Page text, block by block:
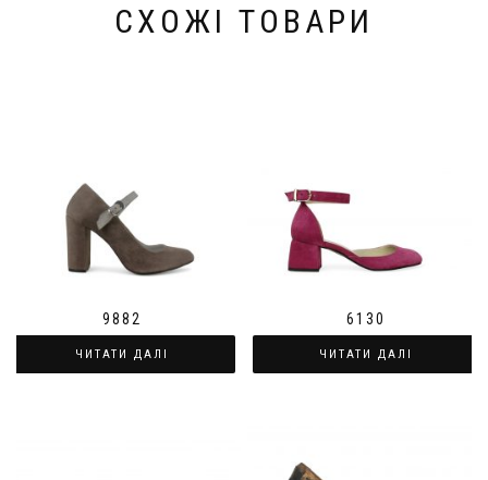
СХОЖІ ТОВАРИ
9882
ЧИТАТИ ДАЛІ
6130
ЧИТАТИ ДАЛІ